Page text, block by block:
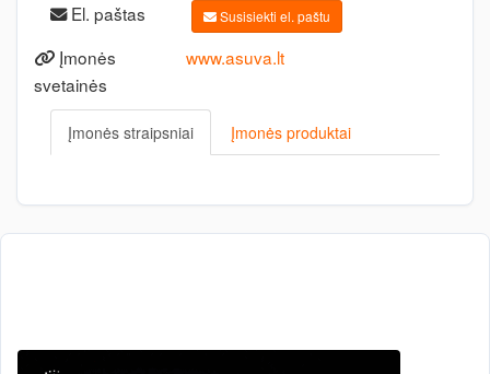
El. paštas
Susisiekti el. paštu
Įmonės
svetainės
www.asuva.lt
Įmonės straipsniai Įmonės produktai